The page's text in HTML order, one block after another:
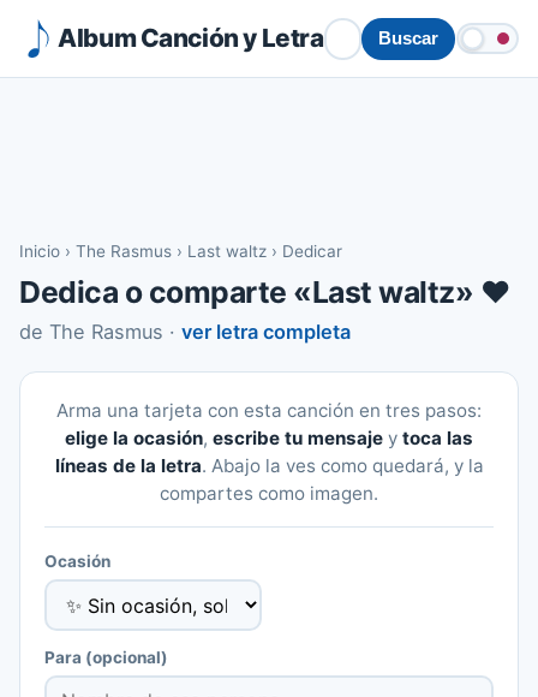
Album Canción y Letra Buscar
Inicio › The Rasmus › Last waltz › Dedicar
Dedica o comparte «Last waltz» ❤️
de The Rasmus · ver letra completa
Arma una tarjeta con esta canción en tres pasos:
elige la ocasión, escribe tu mensaje y toca las
líneas de la letra. Abajo la ves como quedará, y la
compartes como imagen.
Ocasión
Para (opcional)